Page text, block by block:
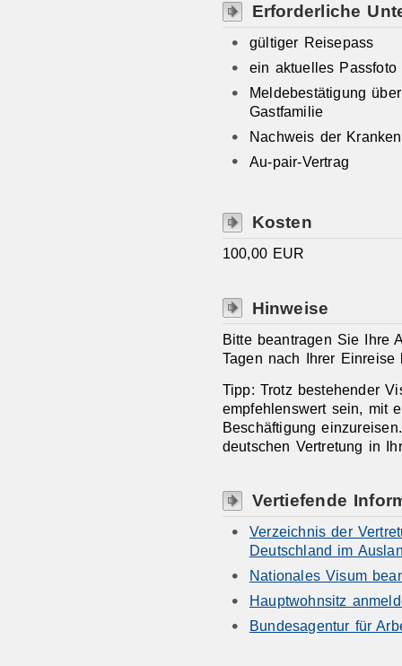
Erforderliche
gültiger Reisepass
ein aktuelles Passfoto
Meldebestätigung
Gastfamilie
Nachweis der
Au-pair-Vertrag
Kosten
100,00 EUR
Hinweise
Bitte beantragen Sie Ihre
Tagen nach Ihrer
Tipp: Trotz bestehender
empfehlenswert sein, mit
Beschäftigung
deutschen Vertretung in
Vertiefende
Verzeichnis der
Deutschland im
Nationales Visum
Hauptwohnsitz
Bundesagentur für